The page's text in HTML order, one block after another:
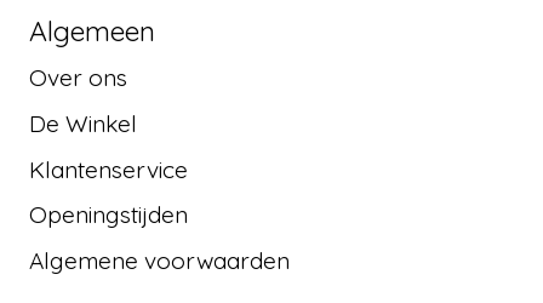
Algemeen
Over ons
De Winkel
Klantenservice
Openingstijden
Algemene voorwaarden